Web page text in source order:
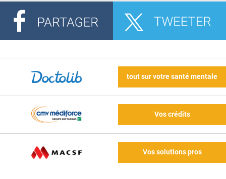
tout sur votre santé mentale
Vos crédits
Vos solutions pros